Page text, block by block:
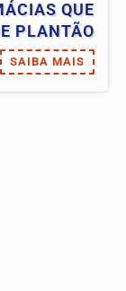
QUE
PLANTÃO
SAIBA MAIS